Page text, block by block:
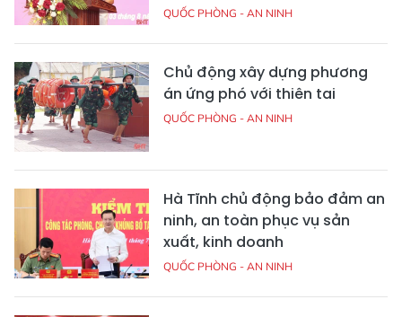
QUỐC PHÒNG - AN NINH
Chủ động xây dựng phương
án ứng phó với thiên tai
QUỐC PHÒNG - AN NINH
Hà Tĩnh chủ động bảo đảm an
ninh, an toàn phục vụ sản
xuất, kinh doanh
QUỐC PHÒNG - AN NINH